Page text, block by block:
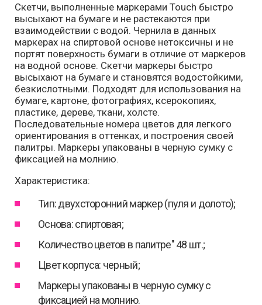
Скетчи, выполненные маркерами Touch быстро
высыхают на бумаге и не растекаются при
взаимодействии с водой. Чернила в данных
маркерах на спиртовой основе нетоксичны и не
портят поверхность бумаги в отличие от маркеров
на водной основе. Скетчи маркеры быстро
высыхают на бумаге и становятся водостойкими,
безкислотными. Подходят для использования на
бумаге, картоне, фотографиях, ксерокопиях,
пластике, дереве, ткани, холсте.
Последовательные номера цветов для легкого
ориентирования в оттенках, и построения своей
палитры. Маркеры упакованы в черную сумку с
фиксацией на молнию.
Характеристика:
Тип: двухсторонний маркер (пуля и долото);
Основа: спиртовая;
Количество цветов в палитре" 48 шт.;
Цвет корпуса: черный;
Маркеры упакованы в черную сумку с
фиксацией на молнию.